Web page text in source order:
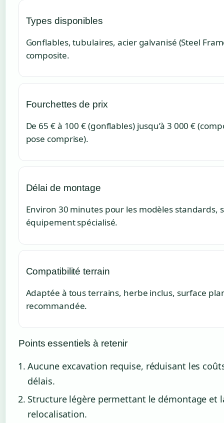
Types disponibles
Gonflables, tubulaires, acier galvanisé (Steel
composite.
Fourchettes de prix
De 65 € à 100 € (gonflables) jusqu’à 3 000 €
pose comprise).
Délai de montage
Environ 30 minutes pour les modèles standards,
équipement spécialisé.
Compatibilité terrain
Adaptée à tous terrains, herbe inclus, surface
recommandée.
Points essentiels à retenir
Aucune excavation requise, réduisant les
délais.
Structure légère permettant le démontage et
relocalisation.